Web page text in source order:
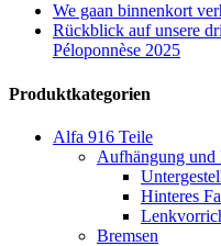
We gaan binnenkort
Rückblick auf unsere
Péloponnèse 2025
Produktkategorien
Alfa 916 Teile
Aufhängung und
Hinteres
Bremsen